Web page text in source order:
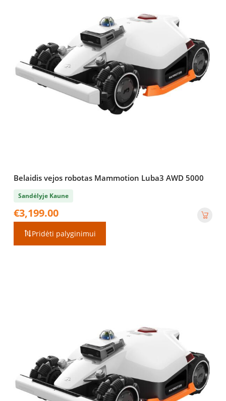
Belaidis vejos robotas Mammotion Luba3 AWD 5000
Sandėlyje Kaune
€3,199.00
Pridėti palyginimui